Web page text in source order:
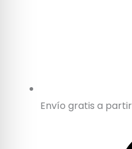
Envío gratis a